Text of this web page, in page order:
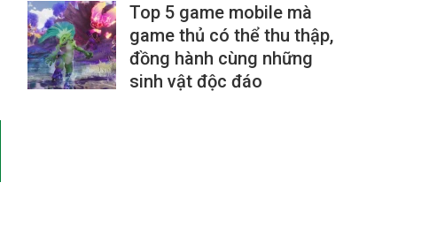
Top 5 game mobile mà
game thủ có thể thu thập,
đồng hành cùng những
sinh vật độc đáo